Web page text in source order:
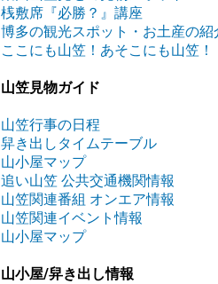
桟敷席『必勝？』講座
博多の観光スポット・お土産の紹
ここにも山笠！あそこにも山笠！
山笠見物ガイド
山笠行事の日程
舁き出しタイムテーブル
山小屋マップ
追い山笠 公共交通機関情報
山笠関連番組 オンエア情報
山笠関連イベント情報
山小屋マップ
山小屋/舁き出し情報